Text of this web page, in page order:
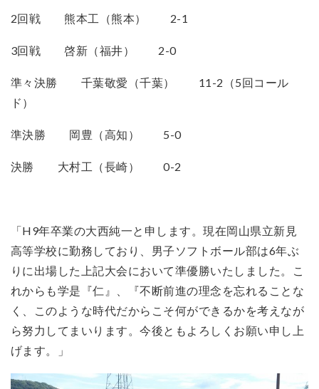
2回戦 熊本工（熊本） 2-1
3回戦 啓新（福井） 2-0
準々決勝 千葉敬愛（千葉） 11-2（5回コール
ド）
準決勝 岡豊（高知） 5-0
決勝 大村工（長崎） 0-2
「H9年卒業の大西純一と申します。現在岡山県立新見
高等学校に勤務しており、男子ソフトボール部は6年ぶ
りに出場した上記大会において準優勝いたしました。こ
れからも学是『仁』、『不断前進の理念を忘れることな
く、このような時代だからこそ何ができるかを考えなが
ら努力してまいります。今後ともよろしくお願い申し上
げます。」